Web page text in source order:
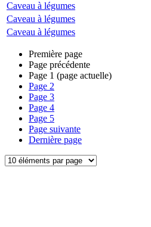
Caveau à légumes
Caveau à légumes
Caveau à légumes
Première page
Page précédente
Page 1 (page actuelle)
Page 2
Page 3
Page 4
Page 5
Page suivante
Dernière page